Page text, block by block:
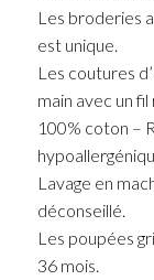
Les broderies
est unique.
Les coutures
main avec un
100% coton –
Lavage en
déconseillé.
Les poupées
36 mois.